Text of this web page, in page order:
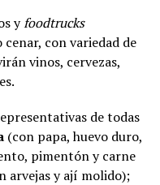
yfoodtrucks
con variedad de
vinos, cervezas,
de todas
(con papa, huevo duro,
pimentón y carne
arvejas y ají molido);